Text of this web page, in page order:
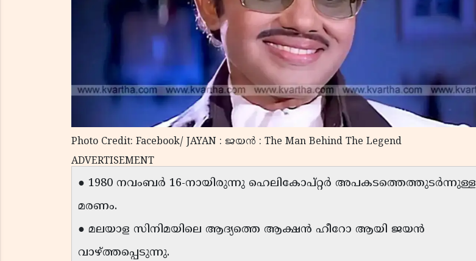
Photo Credit: Facebook/ JAYAN : ജയന്‍ : The Man Behind The Legend
ADVERTISEMENT
● 1980 നവംബർ 16-നായിരുന്നു ഹെലികോപ്റ്റർ അപകടത്തെത്തുടർന്നുള്ള
മരണം.
● മലയാള സിനിമയിലെ ആദ്യത്തെ ആക്ഷൻ ഹീറോ ആയി ജയൻ
വാഴ്ത്തപ്പെടുന്നു.